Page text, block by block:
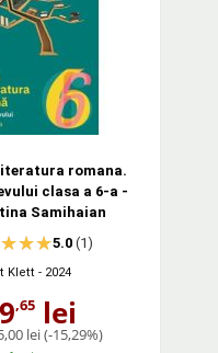
romana.
clasa a 6-a -
Samihaian
5.0(1)
Klett - 2024
,65 lei
lei(-15,29%)